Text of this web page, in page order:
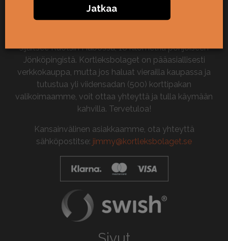
Tietoja meistä
sijaitsee Ruotsin Habossa, 18 kilometriä pohjoiseen
Jönköpingistä. Kortleksbolaget on pääasiallisesti
verkkokauppa, mutta jos haluat vierailla kaupassa ja
tutustua yli viidensadan (500) korttipakan
valikoimaamme, voit ottaa yhteyttä ja tulla käymään
kahvilla. Tervetuloa!
Kansainvälinen asiakkaamme, ota yhteyttä
sähköpostitse: jimmy@kortleksbolaget.se
Jatkaa